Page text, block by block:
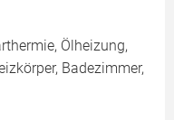
Ölheizung,
Badezimmer,